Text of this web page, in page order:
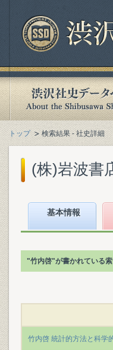
トップ 検索結果 - 社史詳細
(株)岩波書
基本情報
"竹内啓"が書かれている索
竹内啓 統計的方法と科学